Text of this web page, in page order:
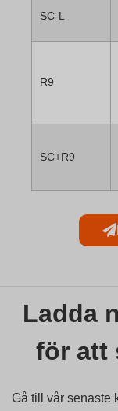
SC-L
R9
SC+R9
Ladda
för att
Gå till vår senaste